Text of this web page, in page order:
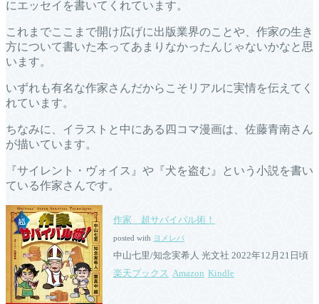
にエッセイを書いてくれています。
これまでここまで開け広げに出版業界のことや、作家の生き
方について書いた本ってあまりなかったんじゃないかなと思
います。
いずれも有名な作家さんだからこそリアルに実情を伝えてく
れています。
ちなみに、イラストと中にある四コマ漫画は、佐藤青南さん
が描いています。
『サイレント・ヴォイス』や『犬を盗む』という小説を書い
ている作家さんです。
作家 超サバイバル術！
posted with ヨメレバ
中山七里/知念実希人 光文社 2022年12月21日頃
楽天ブックス Amazon Kindle